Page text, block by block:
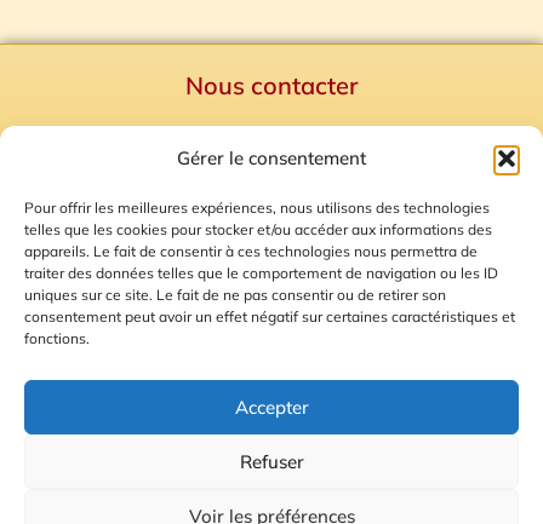
Gérer le consentement
Pour offrir les meilleures expériences, nous utilisons des technologies
telles que les cookies pour stocker et/ou accéder aux informations des
appareils. Le fait de consentir à ces technologies nous permettra de
traiter des données telles que le comportement de navigation ou les ID
uniques sur ce site. Le fait de ne pas consentir ou de retirer son
consentement peut avoir un effet négatif sur certaines caractéristiques et
fonctions.
Accepter
Refuser
Voir les préférences
Nous contacter
Mentions Légales
Plan du site
Gestion des Cookies
© 2026 Radio Calade